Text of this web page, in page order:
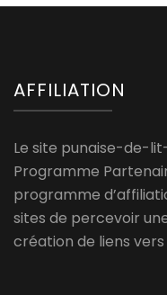
AFFILIATION
Le site punaise-de-
Programme
programme
sites de percevoir
création de liens